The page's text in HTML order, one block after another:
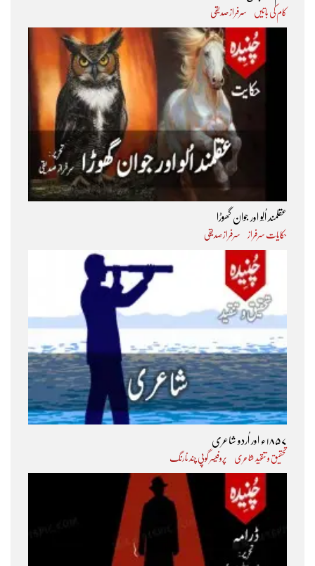
کام کی باتیں سرفراز صدیقی
عقلمند اُلّو اور جوان گھوڑا
حکایات سرفراز سرفراز صدیقی
۱۸۵۷ء اور اُردو شاعری
تحقیق و تنقید شاعری پروفیسر گوپی چند نارنگ